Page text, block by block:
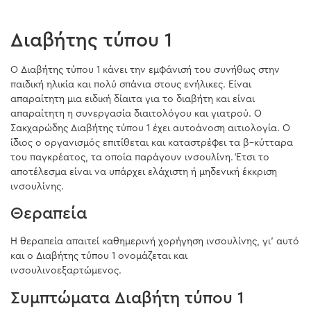
Διαβήτης τύπου 1
Ο Διαβήτης τύπου 1 κάνει την εμφάνισή του συνήθως στην
παιδική ηλικία και πολύ σπάνια στους ενήλικες. Είναι
απαραίτητη μια ειδική δίαιτα για το διαβήτη και είναι
απαραίτητη η συνεργασία διαιτολόγου και γιατρού. Ο
Σακχαρώδης Διαβήτης τύπου 1 έχει αυτοάνοση αιτιολογία. Ο
ίδιος ο οργανισμός επιτίθεται και καταστρέφει τα β–κύτταρα
του παγκρέατος, τα οποία παράγουν ινσουλίνη. Έτσι το
αποτέλεσμα είναι να υπάρχει ελάχιστη ή μηδενική έκκριση
ινσουλίνης.
Θεραπεία
Η θεραπεία απαιτεί καθημερινή χορήγηση ινσουλίνης, γι’ αυτό
και ο Διαβήτης τύπου 1 ονομάζεται και
ινσουλινοεξαρτώμενος.
Συμπτώματα Διαβήτη τύπου 1